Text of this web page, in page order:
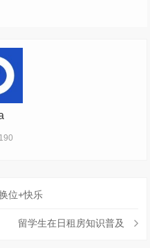
位+快乐
留学生在日租房知识普及